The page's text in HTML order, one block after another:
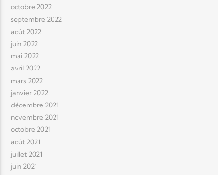
octobre 2022
septembre 2022
août 2022
juin 2022
mai 2022
avril 2022
mars 2022
janvier 2022
décembre 2021
novembre 2021
octobre 2021
août 2021
juillet 2021
juin 2021